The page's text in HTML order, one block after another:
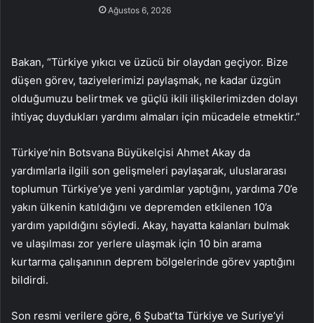
Ağustos 6, 2026
Bakan, “Türkiye yıkıcı ve üzücü bir olaydan geçiyor. Bize
düşen görev, taziyelerimizi paylaşmak, ne kadar üzgün
olduğumuzu belirtmek ve güçlü ikili ilişkilerimizden dolayı
ihtiyaç duydukları yardımı almaları için mücadele etmektir.”
Türkiye’nin Botsvana Büyükelçisi Ahmet Akay da
yardımlarla ilgili son gelişmeleri paylaşarak, uluslararası
toplumun Türkiye’ye yeni yardımlar yaptığını, yardıma 70’e
yakın ülkenin katıldığını ve depremden etkilenen 10’a
yardım yapıldığını söyledi. Akay, hayatta kalanları bulmak
ve ulaşılması zor yerlere ulaşmak için 10 bin arama
kurtarma çalışanının deprem bölgelerinde görev yaptığını
bildirdi.
Son resmi verilere göre, 6 Şubat’ta Türkiye ve Suriye’yi